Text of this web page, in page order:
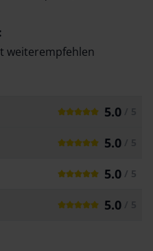
weiterempfehlen
5.0
5.0
5.0 / 5
5.0